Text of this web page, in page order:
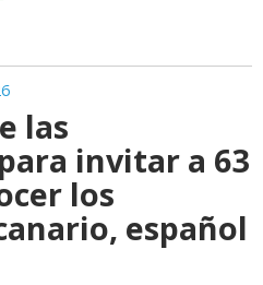
las
invitar a 63
los
español